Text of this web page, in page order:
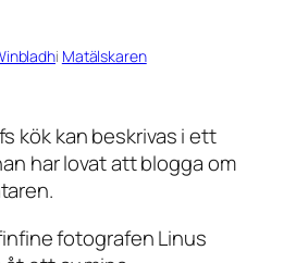
i Matälskaren
kök kan beskrivas i ett
har lovat att blogga om
fotografen Linus